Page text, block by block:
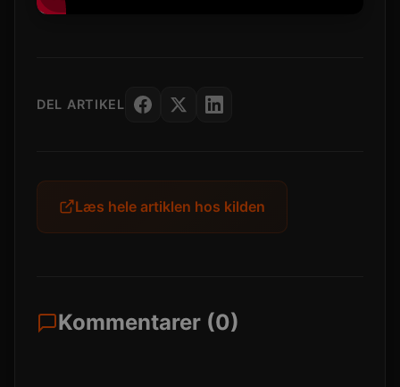
DEL ARTIKEL
Læs hele artiklen hos kilden
Kommentarer (0)